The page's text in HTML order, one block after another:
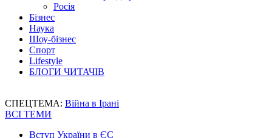
Росія
Бізнес
Наука
Шоу-бізнес
Спорт
Lifestyle
БЛОГИ ЧИТАЧІВ
СПЕЦТЕМА: Війна в Ірані
ВСІ ТЕМИ
Вступ України в ЄС